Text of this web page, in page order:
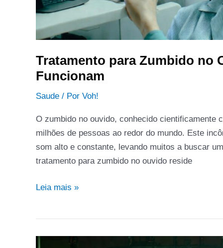
Tratamento para Zumbido no
Funcionam
Saude / Por Voh!
O zumbido no ouvido, conhecido cientificamente
milhões de pessoas ao redor do mundo. Este
som alto e constante, levando muitos a buscar
tratamento para zumbido no ouvido reside
Leia mais »
Iluminação